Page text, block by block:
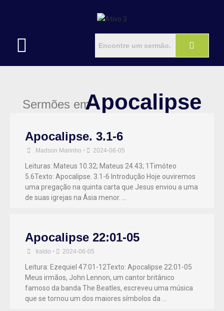
Sermões emApocalipse
Apocalipse. 3.1-6
Madson Marinho • 2024-06-05
Leituras: Mateus 10.32; Mateus 24.43; 1Timóteo
5.6Texto: Apocalipse. 3.1-6 Introdução Hoje ouviremos
uma pregação na quinta carta que Jesus enviou a uma
de suas igrejas na Ásia menor. …
Apocalipse 22:01-05
Iraldo • 2024-06-05
Leitura: Ezequiel 47:01-12Texto: Apocalipse 22:01-05
Meus irmãos, John Lennon, um cantor britânico
famoso da banda The Beatles, escreveu uma música
que se tornou um dos maiores símbolos da …